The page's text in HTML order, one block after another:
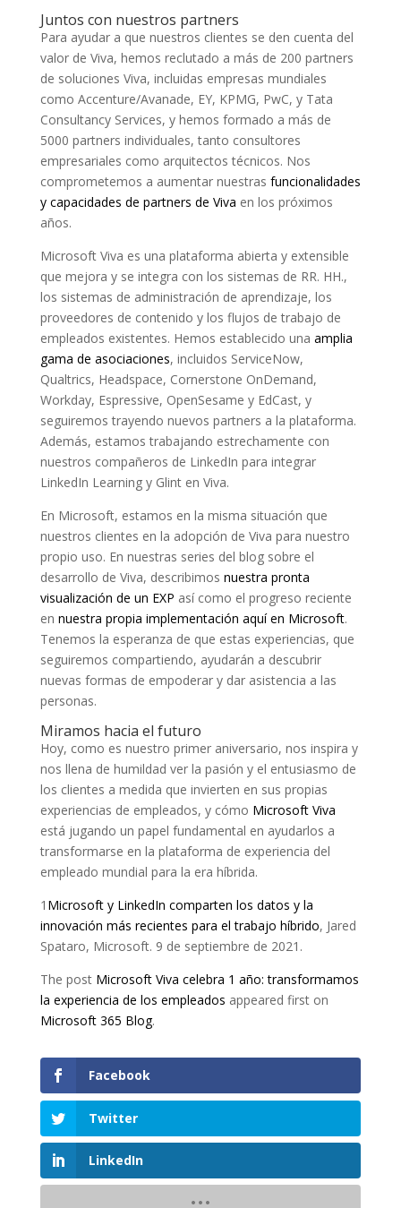
Juntos con nuestros partners
Para ayudar a que nuestros clientes se den cuenta del
valor de Viva, hemos reclutado a más de 200 partners
de soluciones Viva, incluidas empresas mundiales
como Accenture/Avanade, EY, KPMG, PwC, y Tata
Consultancy Services, y hemos formado a más de
5000 partners individuales, tanto consultores
empresariales como arquitectos técnicos. Nos
comprometemos a aumentar nuestras funcionalidades
y capacidades de partners de Viva en los próximos
años.
Microsoft Viva es una plataforma abierta y extensible
que mejora y se integra con los sistemas de RR. HH.,
los sistemas de administración de aprendizaje, los
proveedores de contenido y los flujos de trabajo de
empleados existentes. Hemos establecido una amplia
gama de asociaciones, incluidos ServiceNow,
Qualtrics, Headspace, Cornerstone OnDemand,
Workday, Espressive, OpenSesame y EdCast, y
seguiremos trayendo nuevos partners a la plataforma.
Además, estamos trabajando estrechamente con
nuestros compañeros de LinkedIn para integrar
LinkedIn Learning y Glint en Viva.
En Microsoft, estamos en la misma situación que
nuestros clientes en la adopción de Viva para nuestro
propio uso. En nuestras series del blog sobre el
desarrollo de Viva, describimos nuestra pronta
visualización de un EXP así como el progreso reciente
en nuestra propia implementación aquí en Microsoft.
Tenemos la esperanza de que estas experiencias, que
seguiremos compartiendo, ayudarán a descubrir
nuevas formas de empoderar y dar asistencia a las
personas.
Miramos hacia el futuro
Hoy, como es nuestro primer aniversario, nos inspira y
nos llena de humildad ver la pasión y el entusiasmo de
los clientes a medida que invierten en sus propias
experiencias de empleados, y cómo Microsoft Viva
está jugando un papel fundamental en ayudarlos a
transformarse en la plataforma de experiencia del
empleado mundial para la era híbrida.
1 Microsoft y LinkedIn comparten los datos y la
innovación más recientes para el trabajo híbrido, Jared
Spataro, Microsoft. 9 de septiembre de 2021.
The post Microsoft Viva celebra 1 año: transformamos
la experiencia de los empleados appeared first on
Microsoft 365 Blog.
Facebook
Twitter
LinkedIn